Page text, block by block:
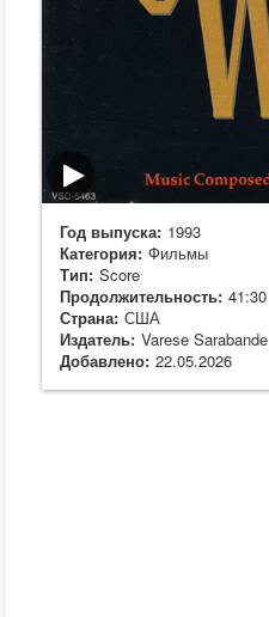
Год выпуска: 1993
Категория: Фильмы
Тип: Score
Продолжительность: 41:30
Страна: США
Издатель: Varese Sarabande
Добавлено: 22.05.2026